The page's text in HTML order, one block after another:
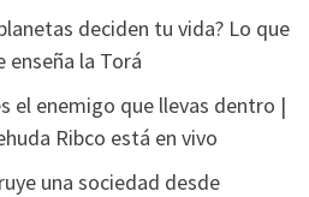
deciden tu vida? Lo que
la Torá
el enemigo que llevas dentro |
Ribco está en vivo
una sociedad desde